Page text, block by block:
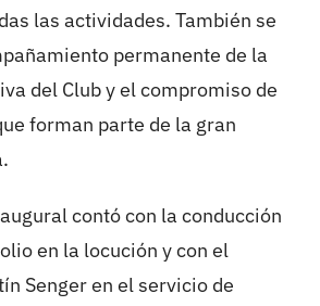
las actividades. También se
permanente de la
del Club y el compromiso de
forman parte de la gran
contó con la conducción
en la locución y con el
Senger en el servicio de